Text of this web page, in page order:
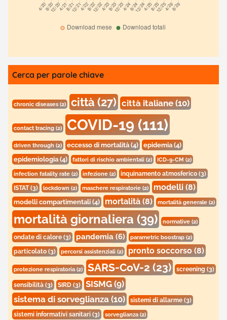
Cerca per parole chiave
chronic diseases(2) città(27) città italiane(10)
contact tracing(2) COVID-19(111)
driven through(2) eccesso di mortalità(4) epidemia(4)
epidemiologia(4) fattori di rischio ambientali (2) ICD-9-CM(2)
infection fatality rate(2) infezione(2) inquinamento atmosferico(3)
ISTAT(3) lockdown(2) maschere respiratorie(2) modelli(8)
modelli compartimentali(4) mortalità(8) mortalità generale(2)
mortalità giornaliera(39) normative(2)
ondate di calore(3) pandemia(6) parametric boostrap(2)
particolato(3) percorsi assistenziali(2) pronto soccorso(8)
protezione respiratoria(2) SARS-CoV-2(23) screening(3)
sensibilità(3) SIRD(3) SISMG(9)
sistema di sorveglianza(10) sistemi di allarme(3)
sistemi informativi sanitari(3) sorveglianza(2)